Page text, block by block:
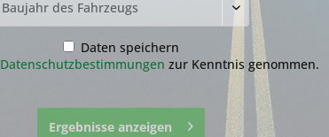
Fragen zum
Artikel-Nr.:
Daten speichern
Datenschutzbestimmungen zur Kenntnis genommen.
Ergebnisse anzeigen